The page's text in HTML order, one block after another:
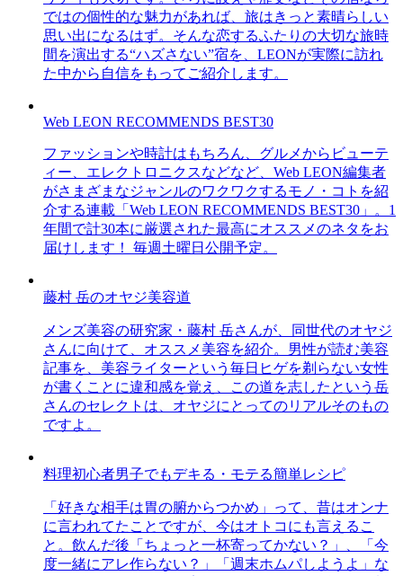
ではの個性的な魅力があれば、旅はきっと素晴らしい
思い出になるはず。そんな恋するふたりの大切な旅時
間を演出する“ハズさない”宿を、LEONが実際に訪れ
た中から自信をもってご紹介します。
Web LEON RECOMMENDS BEST30
ファッションや時計はもちろん、グルメからビューテ
ィー、エレクトロニクスなどなど、Web LEON編集者
がさまざまなジャンルのワクワクするモノ・コトを紹
介する連載「Web LEON RECOMMENDS BEST30」。1
年間で計30本に厳選された最高にオススメのネタをお
届けします！ 毎週土曜日公開予定。
藤村 岳のオヤジ美容道
メンズ美容の研究家・藤村 岳さんが、同世代のオヤジ
さんに向けて、オススメ美容を紹介。男性が読む美容
記事を、美容ライターという毎日ヒゲを剃らない女性
が書くことに違和感を覚え、この道を志したという岳
さんのセレクトは、オヤジにとってのリアルそのもの
ですよ。
料理初心者男子でもデキる・モテる簡単レシピ
「好きな相手は胃の腑からつかめ」って、昔はオンナ
に言われてたことですが、今はオトコにも言えるこ
と。飲んだ後「ちょっと一杯寄ってかない？」、「今
度一緒にアレ作らない？」「週末ホムパしようよ」な